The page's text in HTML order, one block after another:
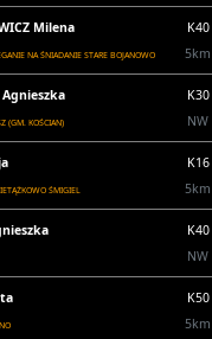
Milena
NA ŚNIADANIE STARE BOJANOWO
K40
5km
Agnieszka
(GM. KOŚCIAN)
K30
NW
ŚMIGIEL
K16
5km
K40
NW
K50
5km